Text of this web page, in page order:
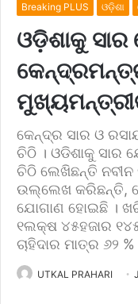
Breaking PLUS ଓଡ଼ିଶା
ଓଡ଼ିଶାକୁ
କେନ୍ଦ୍ର ସାର ଓ
ଚିଠି । ଓଡିଶାକୁ ସାର
ଚିଠି ଲେଖିଛନ୍ତି
ଉଲ୍ଲେଖ କରିଛନ୍ତି,
ଯୋଗାଣ ହୋଇଛି ।
୧ଲକ୍ଷ ୪୫ହଜାର
ଚାହିଦାର ମାତ୍ର ୬୨
UTKAL PRAHARI